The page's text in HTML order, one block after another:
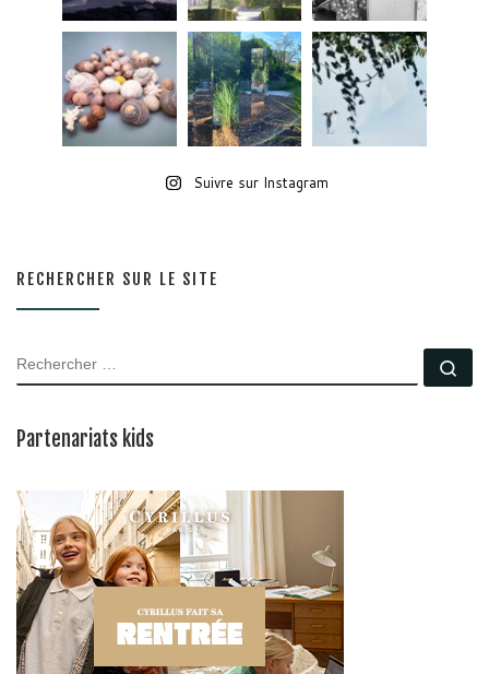
Suivre sur Instagram
RECHERCHER SUR LE SITE
RECHERCHER
Partenariats kids